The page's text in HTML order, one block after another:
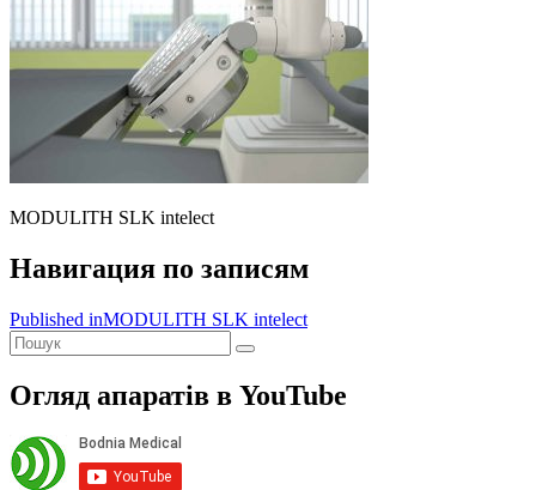
MODULITH SLK intelect
Навигация по записям
Published inMODULITH SLK intelect
Огляд апаратiв в YouTube